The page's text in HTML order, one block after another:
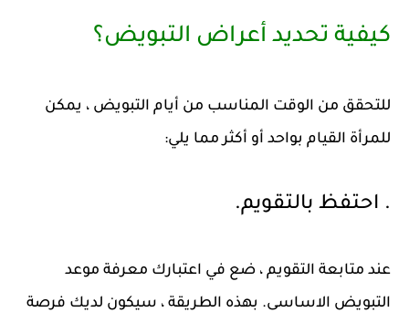
كيفية تحديد أعراض التبويض؟
للتحقق من الوقت المناسب من أيام التبويض ، يمكن
للمرأة القيام بواحد أو أكثر مما يلي:
. احتفظ بالتقويم.
عند متابعة التقويم ، ضع في اعتبارك معرفة موعد
التبويض الاساسى. بهذه الطريقة ، سيكون لديك فرصة